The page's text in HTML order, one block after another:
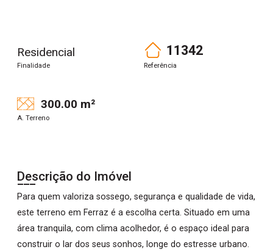
Residencial
Finalidade
11342
Referência
300.00 m²
A. Terreno
Descrição do Imóvel
Para quem valoriza sossego, segurança e qualidade de vida,
este terreno em Ferraz é a escolha certa. Situado em uma
área tranquila, com clima acolhedor, é o espaço ideal para
construir o lar dos seus sonhos, longe do estresse urbano.